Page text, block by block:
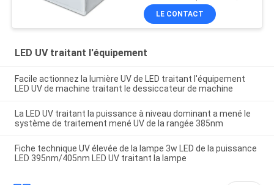
de la boîte 405nm
LE CONTACT
LED UV traitant l'équipement
Facile actionnez la lumière UV de LED traitant l'équipement
LED UV de machine traitant le dessiccateur de machine
La LED UV traitant la puissance à niveau dominant a mené le
système de traitement mené UV de la rangée 385nm
Fiche technique UV élevée de la lampe 3w LED de la puissance
LED 395nm/405nm LED UV traitant la lampe